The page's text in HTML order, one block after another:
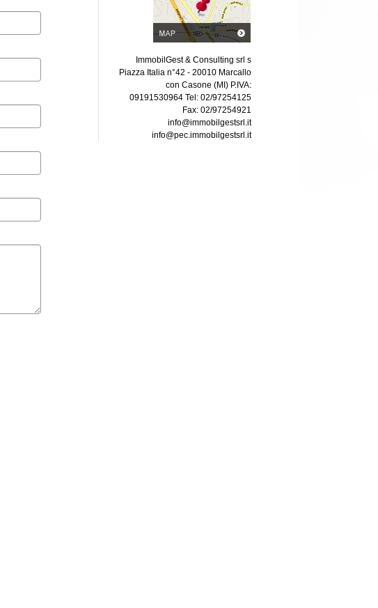
ImmobilGest & Consulting srl s
Piazza Italia n°42 - 20010 Marcallo
con Casone (MI) P.IVA:
09191530964 Tel: 02/97254125
Fax: 02/97254921
info@immobilgestsrl.it
info@pec.immobilgestsrl.it